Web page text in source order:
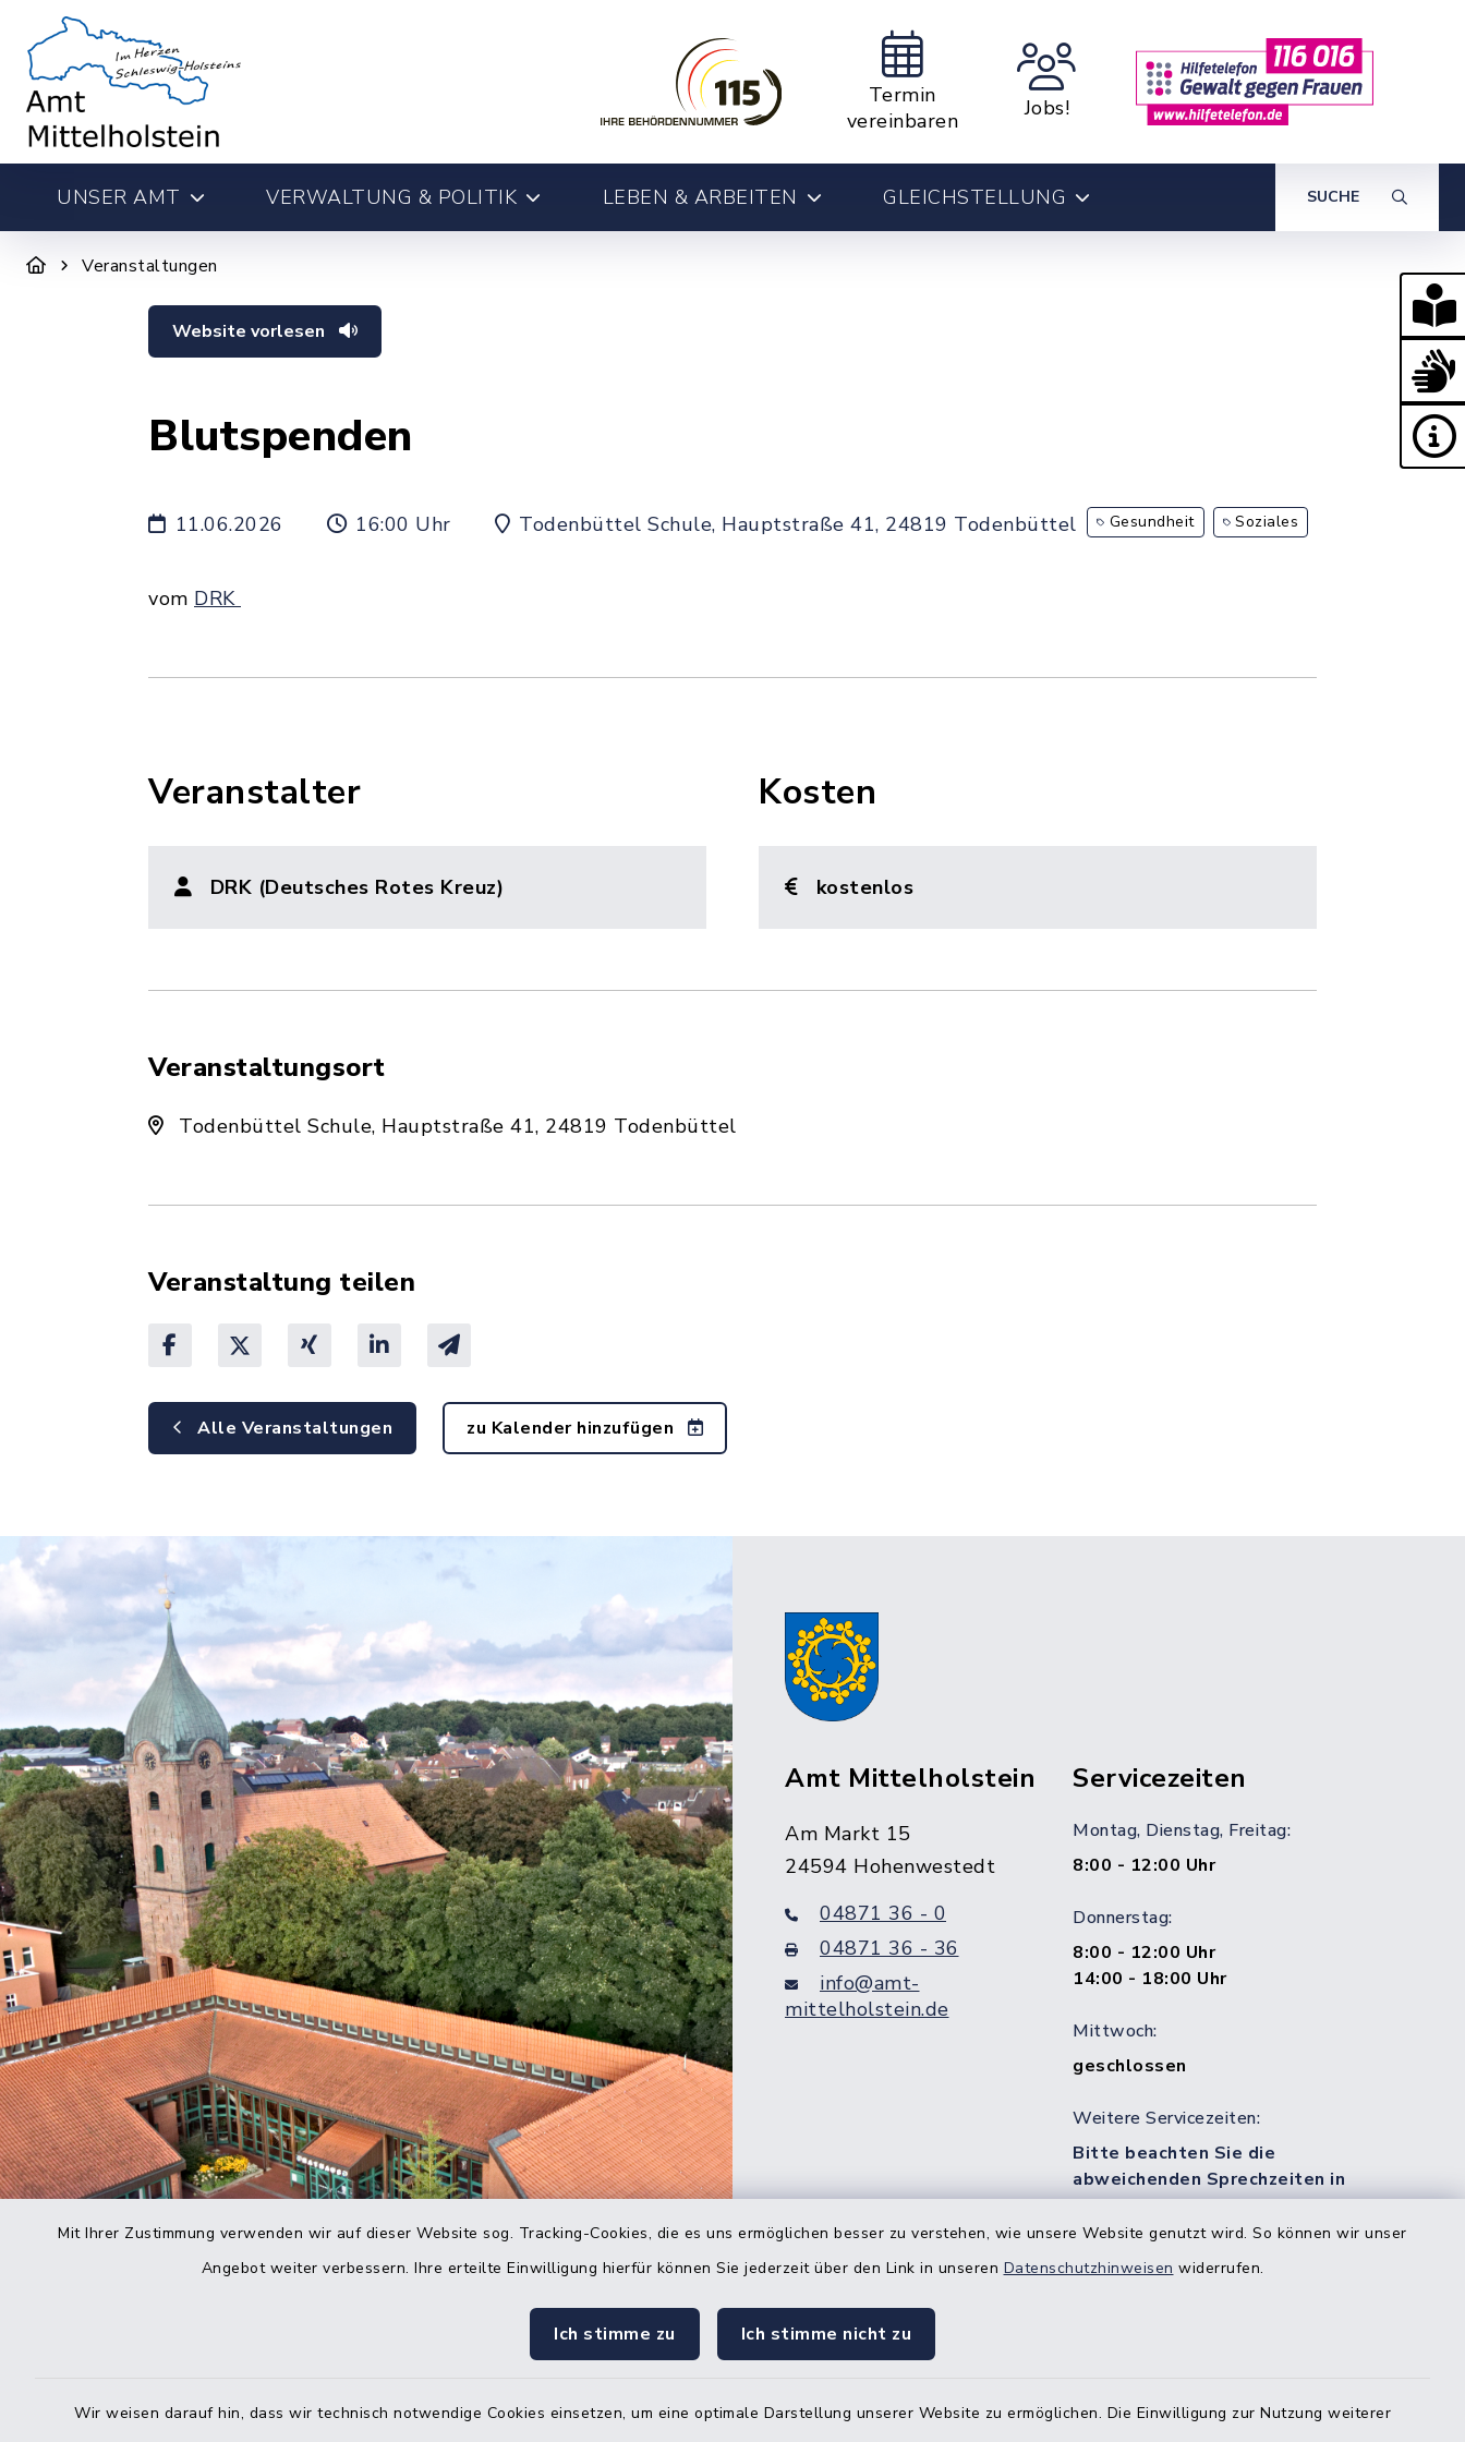
Mit Ihrer Zustimmung verwenden wir auf dieser Website sog. Tracking-Cookies, die es uns ermöglichen besser zu verstehen, wie unsere Website genutzt wird. So können wir unser
Angebot weiter verbessern. Ihre erteilte Einwilligung hierfür können Sie jederzeit über den Link in unseren Datenschutzhinweisen widerrufen.
Ich stimme zu Ich stimme nicht zu
Wir weisen darauf hin, dass wir technisch notwendige Cookies einsetzen, um eine optimale Darstellung unserer Website zu ermöglichen. Die Einwilligung zur Nutzung weiterer
Termin
vereinbaren
Jobs!
UNSER AMT VERWALTUNG & POLITIK LEBEN & ARBEITEN GLEICHSTELLUNG SUCHE
Veranstaltungen
Website vorlesen
Blutspenden
11.06.2026 16:00 Uhr Todenbüttel Schule, Hauptstraße 41, 24819 Todenbüttel Gesundheit Soziales
vom DRK
Veranstalter
DRK (Deutsches Rotes Kreuz)
Kosten
kostenlos
Veranstaltungsort
Todenbüttel Schule, Hauptstraße 41, 24819 Todenbüttel
Veranstaltung teilen
Alle Veranstaltungen zu Kalender hinzufügen
Amt Mittelholstein
Am Markt 15
24594 Hohenwestedt
04871 36 - 0
04871 36 - 36
info@amt-
mittelholstein.de
Servicezeiten
Montag, Dienstag, Freitag:
8:00 - 12:00 Uhr
Donnerstag:
8:00 - 12:00 Uhr
14:00 - 18:00 Uhr
Mittwoch:
geschlossen
Weitere Servicezeiten:
Bitte beachten Sie die
abweichenden Sprechzeiten in
bestimmten Bereichen!
Quicklinks
Bürgerbüro Aukrug
Hademarschen